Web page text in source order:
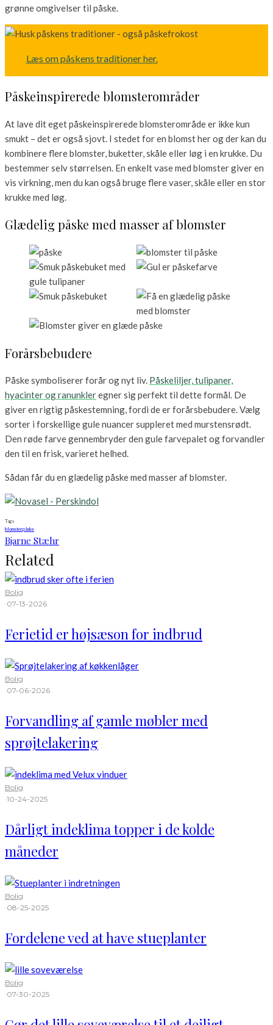
grønne omgivelser til påske.
Læs om påskens traditioner her.
Påskeinspirerede blomsterområder
At lave dit eget påskeinspirerede blomsterområde er ikke kun
smukt – det er også sjovt. I stedet for en blomst her og der kan du
kombinere flere blomster, buketter, skåle eller løg i en krukke. Du
bestemmer selv størrelsen. En enkelt vase med blomster giver en
vis virkning, men du kan også bruge flere vaser, skåle eller en stor
krukke med løg.
Glædelig påske med masser af blomster
Forårsbebudere
Påske symboliserer forår og nyt liv. Påskeliljer, tulipaner,
hyacinter og ranunkleregner sig perfekt til dette formål. De
giver en rigtig påskestemning, fordi de er forårsbebudere. Vælg
sorter i forskellige gule nuancer suppleret med murstensrødt.
Den røde farve gennembryder den gule farvepalet og forvandler
den til en frisk, varieret helhed.
Sådan får du en glædelig påske med masser af blomster.
Tags
blomsterpåske
Bjarne Stæhr
Related
Bolig
·07-13-2026
Ferietid er højsæson for indbrud
Bolig
·07-06-2026
Forvandling af gamle møbler med
sprøjtelakering
Bolig
·10-24-2025
Dårligt indeklima topper i de kolde
måneder
Bolig
·08-25-2025
Fordelene ved at have stueplanter
Bolig
·07-30-2025